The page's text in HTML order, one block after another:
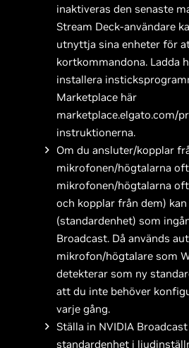
inaktiveras den senaste
Stream Deck-användare
utnyttja sina enheter för
kortkommandona. Ladda
installera
Marketplace här
marketplace.elgato.com/
instruktionerna.
Om du ansluter/kopplar
mikrofonen/högtalarna
mikrofonen/högtalarna
och kopplar från dem) kan
(standardenhet) som
Broadcast. Då används
mikrofon/högtalare som
detekterar som ny
att du inte behöver
varje gång.
Ställa in NVIDIA
standardenhet i